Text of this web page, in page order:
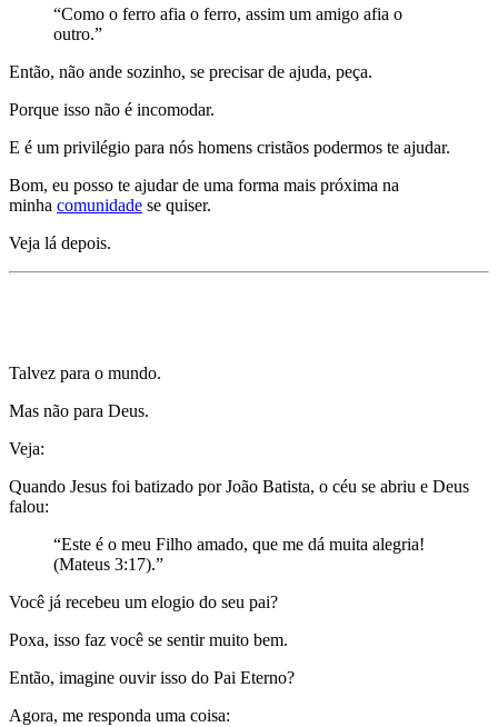
“Como o ferro afia o ferro, assim um amigo afia o
outro.”
Então, não ande sozinho, se precisar de ajuda, peça.
Porque isso não é incomodar.
E é um privilégio para nós homens cristãos podermos te ajudar.
Bom, eu posso te ajudar de uma forma mais próxima na
minha comunidade se quiser.
Veja lá depois.
Talvez para o mundo.
Mas não para Deus.
Veja:
Quando Jesus foi batizado por João Batista, o céu se abriu e Deus
falou:
“Este é o meu Filho amado, que me dá muita alegria!
(Mateus 3:17).”
Você já recebeu um elogio do seu pai?
Poxa, isso faz você se sentir muito bem.
Então, imagine ouvir isso do Pai Eterno?
Agora, me responda uma coisa: